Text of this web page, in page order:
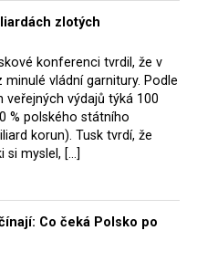
vláda měla
jistě potěší
ale i těžaře. Je těžké si
sám ministr
vládnoucí koalice.
Morawieckého vlády,
zabezpečování cca 7 %
klíčovými podniky, spolu
zaměstnávají cca pět
zlotých
konferenci tvrdil, že v
vládní garnitury. Podle
výdajů týká 100
% polského státního
korun). Tusk tvrdí, že
si myslel, […]
Co čeká Polsko po